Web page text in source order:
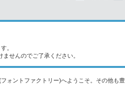
。
せんのでご了承ください。
ォントファクトリー)へようこそ。その他も豊